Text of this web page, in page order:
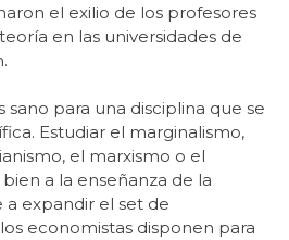
el exilio de los profesores
en las universidades de
sano para una disciplina que se
Estudiar el marginalismo,
el marxismo o el
a la enseñanza de la
expandir el set de
economistas disponen para